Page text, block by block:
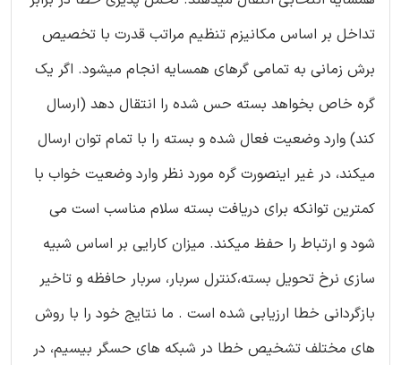
تداخل بر اساس مکانیزم تنظیم مراتب قدرت با تخصیص
برش زمانی به تمامی گرهای همسایه انجام میشود. اگر یک
گره خاص بخواهد بسته حس شده را انتقال دهد (ارسال
کند) وارد وضعیت فعال شده و بسته را با تمام توان ارسال
میکند، در غیر اینصورت گره مورد نظر وارد وضعیت خواب با
کمترین توانکه برای دریافت بسته سلام مناسب است می
شود و ارتباط را حفظ میکند. میزان کارایی بر اساس شبیه
سازی نرخ تحویل بسته،کنترل سربار، سربار حافظه و تاخیر
بازگردانی خطا ارزیابی شده است . ما نتایج خود را با روش
های مختلف تشخیص خطا در شبکه های حسگر بیسیم، در